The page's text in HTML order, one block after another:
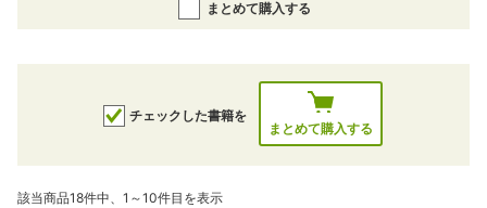
まとめて購入する
チェックした書籍を
まとめて購入する
該当商品18件中、1～10件目を表示